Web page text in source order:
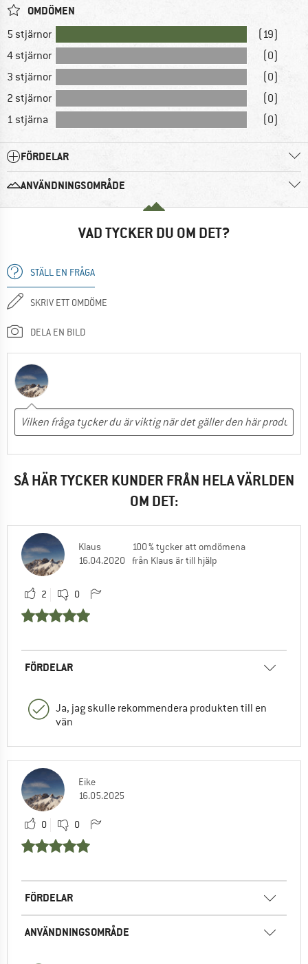
OMDÖMEN
5 stjärnor
(19)
4 stjärnor
(0)
3 stjärnor
(0)
2 stjärnor
(0)
1 stjärna
(0)
FÖRDELAR
ANVÄNDNINGSOMRÅDE
VAD TYCKER DU OM DET?
STÄLL EN FRÅGA
SKRIV ETT OMDÖME
DELA EN BILD
SÅ HÄR TYCKER KUNDER FRÅN HELA VÄRLDEN
OM DET:
Klaus
16.04.2020
100 % tycker att omdömena
från Klaus är till hjälp
2 0
FÖRDELAR
Ja, jag skulle rekommendera produkten till en
vän
Eike
16.05.2025
0 0
FÖRDELAR
ANVÄNDNINGSOMRÅDE